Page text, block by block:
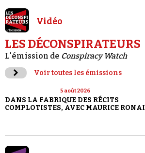
Vidéo
LES DÉCONSPIRATEURS
L'émission de Conspiracy Watch
Voir toutes les émissions
5 août 2026
DANS LA FABRIQUE DES RÉCITS
COMPLOTISTES, AVEC MAURICE RONAI